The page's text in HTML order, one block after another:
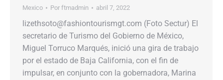
Mexico Por ftmadmin abril 7, 2022
lizethsoto@fashiontourismgt.com (Foto Sectur) El
secretario de Turismo del Gobierno de México,
Miguel Torruco Marqués, inició una gira de trabajo
por el estado de Baja California, con el fin de
impulsar, en conjunto con la gobernadora, Marina